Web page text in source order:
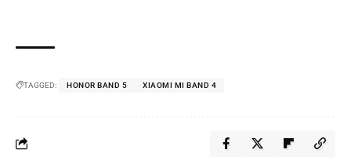
TAGGED: HONOR BAND 5 XIAOMI MI BAND 4